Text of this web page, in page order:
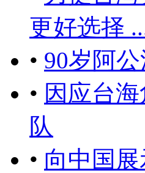
更好选择
• 90岁阿
• 因应台
队
• 向中国